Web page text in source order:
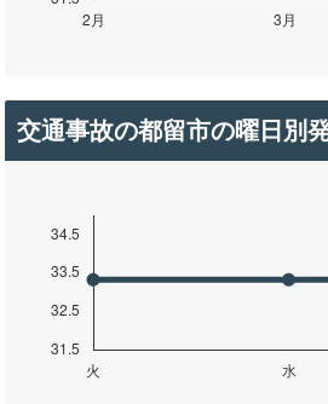
交通事故の都留市の曜日別